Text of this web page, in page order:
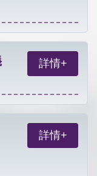
詳情+
詳情+